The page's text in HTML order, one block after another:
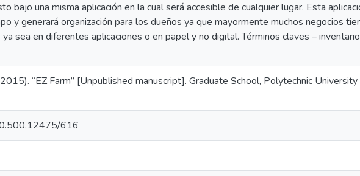
bajo una misma aplicación en la cual será accesible de cualquier lugar. Esta
y generará organización para los dueños ya que mayormente muchos negocios
sea en diferentes aplicaciones o en papel y no digital. Términos claves –
“EZ Farm” [Unpublished manuscript]. Graduate School, Polytechnic
616